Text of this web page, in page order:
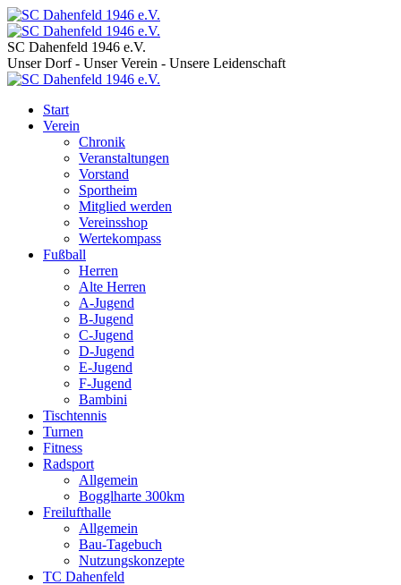
SC Dahenfeld 1946 e.V.
Unser Dorf - Unser Verein - Unsere Leidenschaft
Start
Verein
Chronik
Veranstaltungen
Vorstand
Sportheim
Mitglied werden
Vereinsshop
Wertekompass
Fußball
Herren
Alte Herren
A-Jugend
B-Jugend
C-Jugend
D-Jugend
E-Jugend
F-Jugend
Bambini
Tischtennis
Turnen
Fitness
Radsport
Allgemein
Bogglharte 300km
Freilufthalle
Allgemein
Bau-Tagebuch
Nutzungskonzepte
TC Dahenfeld